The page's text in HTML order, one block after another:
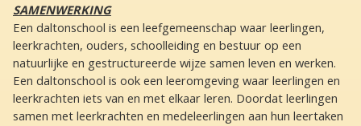
SAMENWERKING
Een daltonschool is een leefgemeenschap waar leerlingen,
leerkrachten, ouders, schoolleiding en bestuur op een
natuurlijke en gestructureerde wijze samen leven en werken.
Een daltonschool is ook een leeromgeving waar leerlingen en
leerkrachten iets van en met elkaar leren. Doordat leerlingen
samen met leerkrachten en medeleerlingen aan hun leertaken